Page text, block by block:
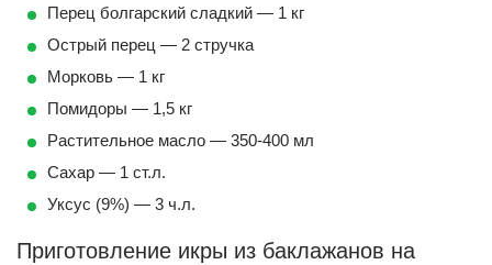
Перец болгарский сладкий — 1 кг
Острый перец — 2 стручка
Морковь — 1 кг
Помидоры — 1,5 кг
Растительное масло — 350-400 мл
Сахар — 1 ст.л.
Уксус (9%) — 3 ч.л.
Приготовление икры из баклажанов на